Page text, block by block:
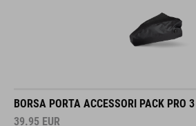
BORSA PORTA ACCESSORI PACK PRO 3
39.95 EUR